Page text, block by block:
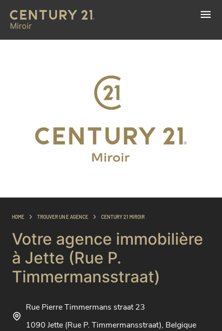
Miroir
HOME TROUVER UNE AGENCE CENTURY 21 MIROIR
Votre agence immobilière
à Jette (Rue P.
Timmermansstraat)
Rue Pierre Timmermans straat 23
1090 Jette (Rue P. Timmermansstraat), Belgique